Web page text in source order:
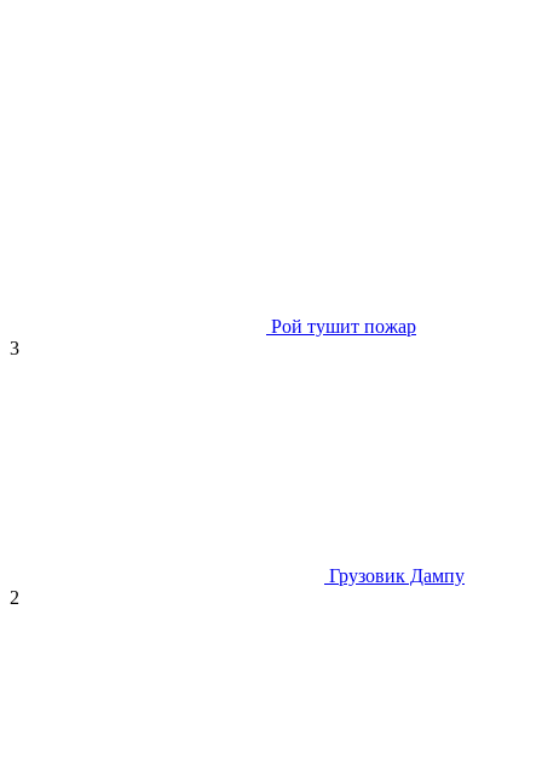
Рой тушит пожар
3
Грузовик Дампу
2